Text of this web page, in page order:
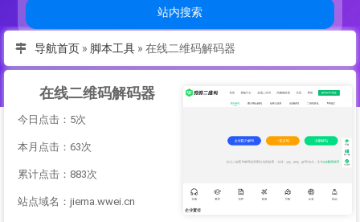
站内搜索
导航首页 » 脚本工具 » 在线二维码解码器
在线二维码解码器
今日点击：5次
本月点击：63次
累计点击：883次
站点域名：jiema.wwei.cn